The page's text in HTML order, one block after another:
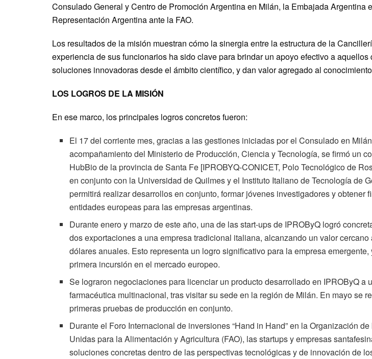
Consulado General y Centro de Promoción Argentina en Milán, la Embajada Argentina
Representación Argentina ante la FAO.
Los resultados de la misión muestran cómo la sinergia entre la estructura de la
experiencia de sus funcionarios ha sido clave para brindar un apoyo efectivo a aquellos
soluciones innovadoras desde el ámbito científico, y dan valor agregado al
LOS LOGROS DE LA MISIÓN
En ese marco, los principales logros concretos fueron:
El 17 del corriente mes, gracias a las gestiones iniciadas por el Consulado en
acompañamiento del Ministerio de Producción, Ciencia y Tecnología, se firmó un
HubBio de la provincia de Santa Fe [IPROBYQ-CONICET, Polo Tecnológico de
en conjunto con la Universidad de Quilmes y el Instituto Italiano de Tecnología de
permitirá realizar desarrollos en conjunto, formar jóvenes investigadores y obtener
entidades europeas para las empresas argentinas.
Durante enero y marzo de este año, una de las start-ups de IPROByQ logró
dos exportaciones a una empresa tradicional italiana, alcanzando un valor
dólares anuales. Esto representa un logro significativo para la empresa emergente,
primera incursión en el mercado europeo.
Se lograron negociaciones para licenciar un producto desarrollado en IPROByQ a
farmacéutica multinacional, tras visitar su sede en la región de Milán. En mayo se
primeras pruebas de producción en conjunto.
Durante el Foro Internacional de inversiones “Hand in Hand” en la Organización
Unidas para la Alimentación y Agricultura (FAO), las startups y empresas
soluciones concretas dentro de las perspectivas tecnológicas y de innovación de